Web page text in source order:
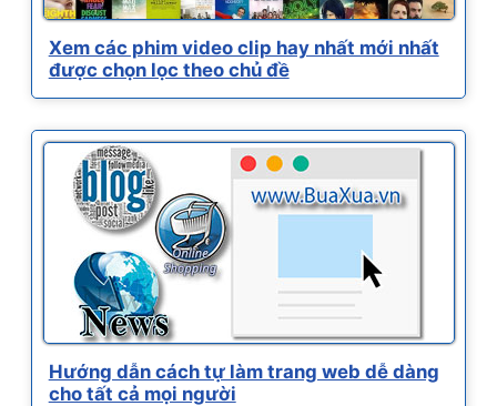
Xem các phim video clip hay nhất mới nhất
được chọn lọc theo chủ đề
Hướng dẫn cách tự làm trang web dễ dàng
cho tất cả mọi người